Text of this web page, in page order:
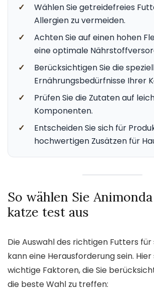
✓
Wählen Sie getreidefreies
Allergien zu vermeiden.
✓
Achten Sie auf einen hohen
eine optimale
✓
Berücksichtigen Sie die
Ernährungsbedürfnisse Ihrer
✓
Prüfen Sie die Zutaten auf
Komponenten.
✓
Entscheiden Sie sich für
hochwertigen Zusätzen für
So wählen Sie
katze test aus
Die Auswahl des richtigen Futters
kann eine Herausforderung sein. Hier
wichtige Faktoren, die Sie
die beste Wahl zu treffen: